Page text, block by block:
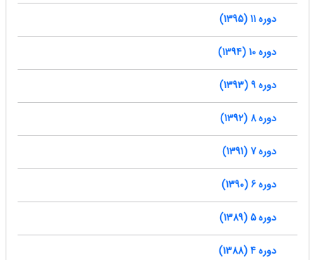
دوره 11 (1395)
دوره 10 (1394)
دوره 9 (1393)
دوره 8 (1392)
دوره 7 (1391)
دوره 6 (1390)
دوره 5 (1389)
دوره 4 (1388)